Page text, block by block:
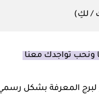
/ لكِ)
ونحب تواجدك معنا
لبرج المعرفة بشكل